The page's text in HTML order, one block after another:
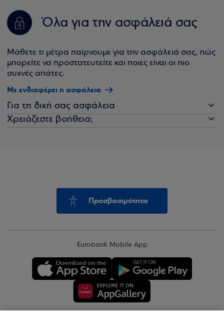
Όλα για την ασφάλειά σας
Μάθετε τι μέτρα παίρνουμε για την ασφάλειά σας, πώς
μπορείτε να προστατευτείτε και ποιες είναι οι πιο
συχνές απάτες.
Με ενδιαφέρει η ασφάλεια
Για τη δική σας ασφάλεια
Χρειάζεστε βοήθεια;
Προσβασιμότητα
Eurobank Mobile App